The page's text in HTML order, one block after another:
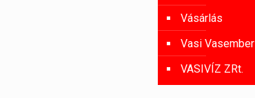
Vásárlás
Vasi Vasember
VASIVÍZ ZRt.